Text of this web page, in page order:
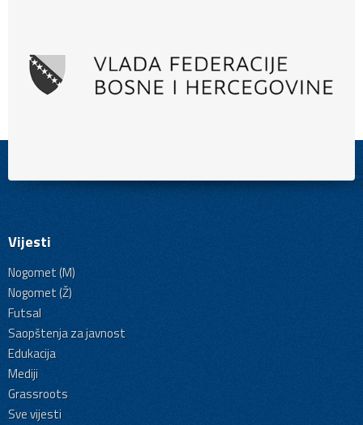
Vijesti
Nogomet (M)
Nogomet (Ž)
Futsal
Saopštenja za javnost
Edukacija
Mediji
Grassroots
Sve vijesti